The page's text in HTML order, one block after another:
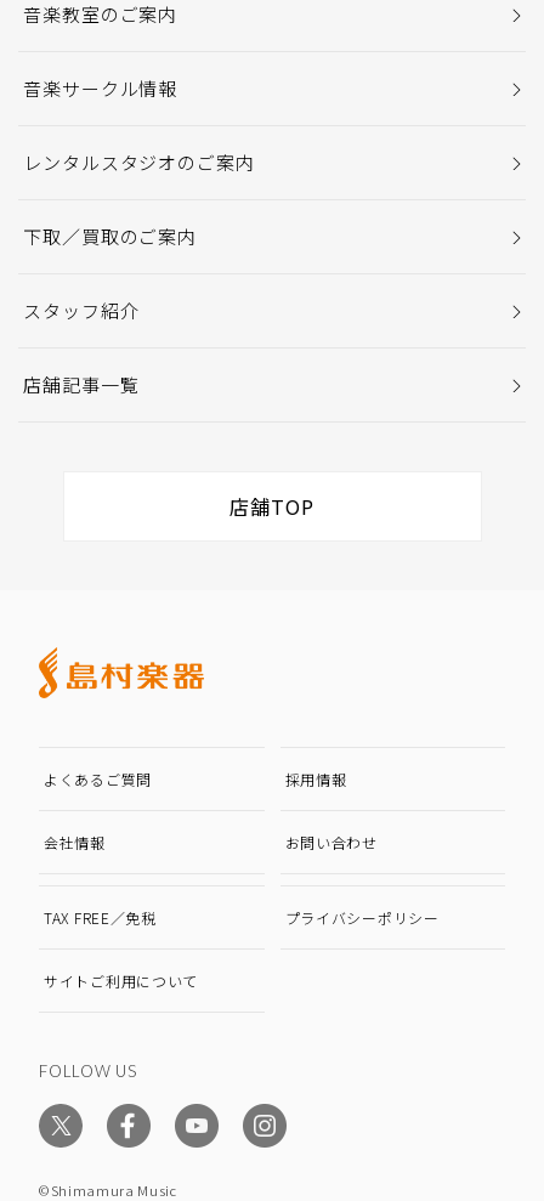
音楽教室のご案内
音楽サークル情報
レンタルスタジオのご案内
下取／買取のご案内
スタッフ紹介
店舗記事一覧
店舗TOP
よくあるご質問 採用情報
会社情報 お問い合わせ
TAX FREE／免税 プライバシーポリシー
サイトご利用について
FOLLOW US
©Shimamura Music